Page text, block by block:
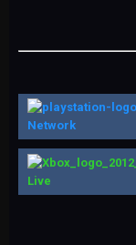
Network
Live